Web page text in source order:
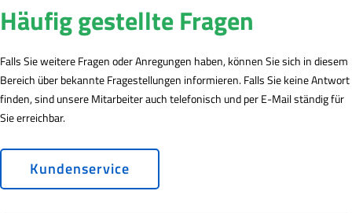
Häufig gestellte Fragen
Falls Sie weitere Fragen oder Anregungen haben, können Sie sich in diesem
Bereich über bekannte Fragestellungen informieren. Falls Sie keine Antwort
finden, sind unsere Mitarbeiter auch telefonisch und per E-Mail ständig für
Sie erreichbar.
Kundenservice